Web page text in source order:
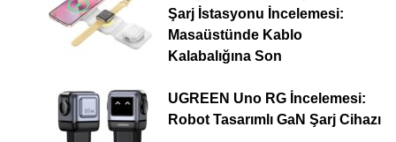
Şarj İstasyonu İncelemesi:
Masaüstünde Kablo
Kalabalığına Son
UGREEN Uno RG İncelemesi:
Robot Tasarımlı GaN Şarj Cihazı